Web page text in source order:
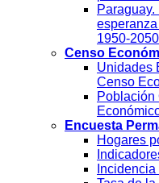
1950-2050
Censo
Unidades
Censo
Población
Encuesta
Hogares